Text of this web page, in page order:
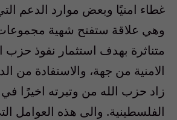
غطاء امنيًا وبعض موارد الدعم
وهي علاقة ستفتح شهية
متناثرة بهدف استثمار نفوذ حزب
الامنية من جهة، والاستفادة من
زاد حزب الله من وتيرته اخيرًا
الفلسطينية. والى هذه العوامل